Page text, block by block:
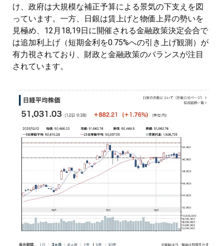
け、政府は大規模な補正予算による景気の下支えを図
っています。一方、日銀は賃上げと物価上昇の勢いを
見極め、12月18,19日に開催される金融政策決定会合で
は追加利上げ（短期金利を0.75%への引き上げ観測）が
有力視されており、財政と金融政策のバランスが注目
されています。